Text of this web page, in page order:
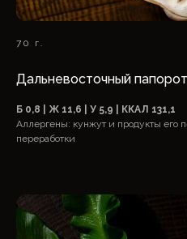
70 г.
Дальневосточный
Б 0,8 | Ж 11,6 | У 5,9 | ККАЛ 131,1
Аллергены: кунжут и продукты его
переработки